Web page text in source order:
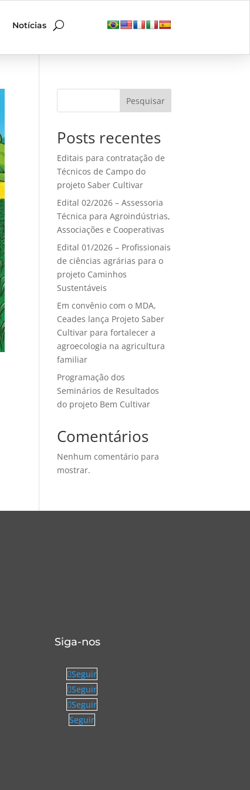
Notícias
Pesquisar
Posts recentes
Editais para contratação de
Técnicos de Campo do
projeto Saber Cultivar
Edital 02/2026 – Assessoria
Técnica para Agroindústrias,
Associações e Cooperativas
Edital 01/2026 – Profissionais
de ciências agrárias para o
projeto Caminhos
Sustentáveis
Em convênio com o MDA,
Ceades lança Projeto Saber
Cultivar para fortalecer a
agroecologia na agricultura
familiar
Programação dos
Seminários de Resultados
do projeto Bem Cultivar
Comentários
Nenhum comentário para
mostrar.
Siga-nos
Seguir
Seguir
Seguir
Seguir